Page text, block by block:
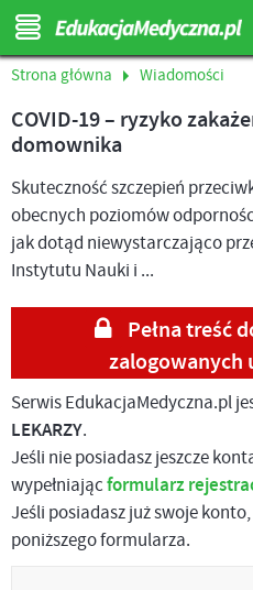
Strona główna Wiadomości
COVID-19 – ryzyko
domownika
Skuteczność szczepień
obecnych poziomów
jak dotąd niewystarczająco
Instytutu Nauki i ...
Pełna treść
Serwis EdukacjaMedyczna.pl
LEKARZY.
Jeśli nie posiadasz jeszcze
wypełniającformularz
Jeśli posiadasz już swoje
poniższego formularza.